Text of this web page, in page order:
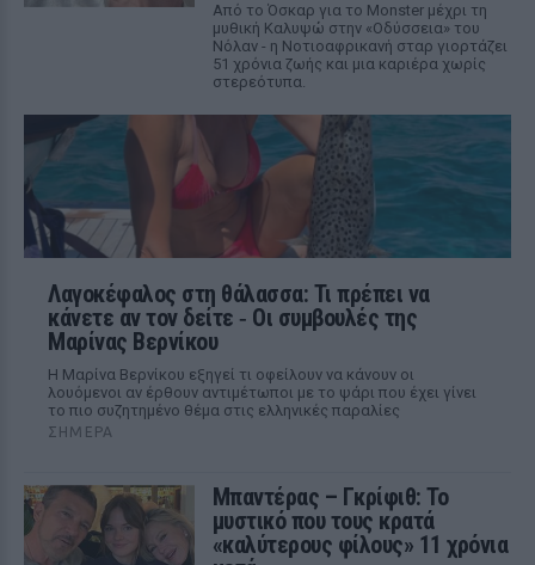
Από το Όσκαρ για το Monster μέχρι τη
μυθική Καλυψώ στην «Οδύσσεια» του
Νόλαν - η Νοτιοαφρικανή σταρ γιορτάζει
51 χρόνια ζωής και μια καριέρα χωρίς
στερεότυπα.
Λαγοκέφαλος στη θάλασσα: Τι πρέπει να
κάνετε αν τον δείτε ‑ Οι συμβουλές της
Μαρίνας Βερνίκου
Η Μαρίνα Βερνίκου εξηγεί τι οφείλουν να κάνουν οι
λουόμενοι αν έρθουν αντιμέτωποι με το ψάρι που έχει γίνει
το πιο συζητημένο θέμα στις ελληνικές παραλίες
ΣΉΜΕΡΑ
Μπαντέρας – Γκρίφιθ: Το
μυστικό που τους κρατά
«καλύτερους φίλους» 11 χρόνια